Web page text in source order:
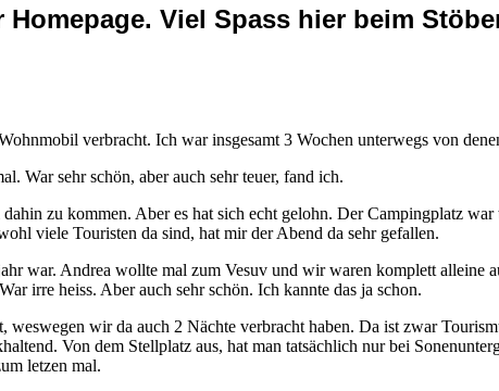
Homepage. Viel Spass hier beim
verbracht. Ich war insgesamt 3 Wochen unterwegs von
War sehr schön, aber auch sehr teuer, fand ich.
zu kommen. Aber es hat sich echt gelohn. Der Campingplatz
viele Touristen da sind, hat mir der Abend da sehr gefallen.
war. Andrea wollte mal zum Vesuv und wir waren komplett alleine
irre heiss. Aber auch sehr schön. Ich kannte das ja schon.
wir da auch 2 Nächte verbracht haben. Da ist zwar
Von dem Stellplatz aus, hat man tatsächlich nur bei
letzen mal.